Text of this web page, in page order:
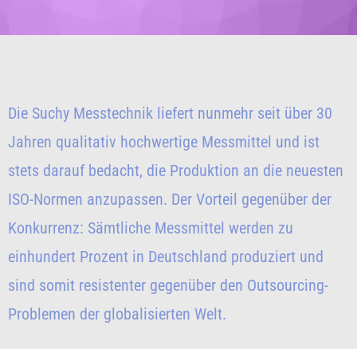
Die Suchy Messtechnik liefert nunmehr seit über 30
Jahren qualitativ hochwertige Messmittel und ist
stets darauf bedacht, die Produktion an die neuesten
ISO-Normen anzupassen. Der Vorteil gegenüber der
Konkurrenz: Sämtliche Messmittel werden zu
einhundert Prozent in Deutschland produziert und
sind somit resistenter gegenüber den Outsourcing-
Problemen der globalisierten Welt.